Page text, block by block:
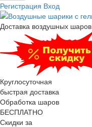
Регистрация Вход
Доставка воздушных шаров
Круглосуточная
быстрая доставка
Обработка шаров
БЕСПЛАТНО
Скидки за